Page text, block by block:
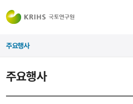
주요행사
주요행사